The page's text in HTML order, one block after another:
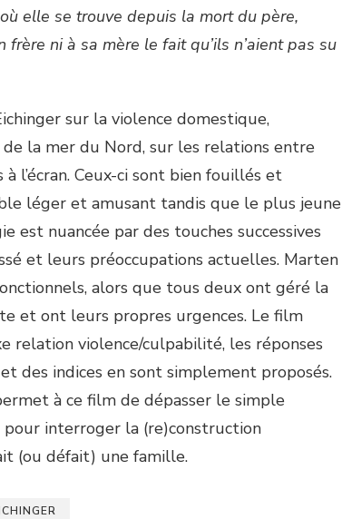
elle se trouve depuis la mort du père,
ni à sa mère le fait qu’ils n’aient pas su
sur la violence domestique,
la mer du Nord, sur les relations entre
l’écran. Ceux-ci sont bien fouillés et
léger et amusant tandis que le plus jeune
est nuancée par des touches successives
et leurs préoccupations actuelles. Marten
alors que tous deux ont géré la
et ont leurs propres urgences. Le film
violence/culpabilité, les réponses
des indices en sont simplement proposés.
à ce film de dépasser le simple
interroger la (re)construction
(ou défait) une famille.